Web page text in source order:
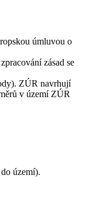
úmluvou o
zásad se
ZÚR navrhují
v území ZÚR
území).